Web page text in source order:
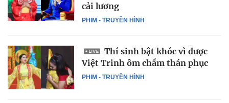
PHIM - TRUYỀN HÌNH
cải lương
PHIM - TRUYỀN HÌNH
Thí sinh bật khóc vì được
Việt Trinh ôm chầm thán phục